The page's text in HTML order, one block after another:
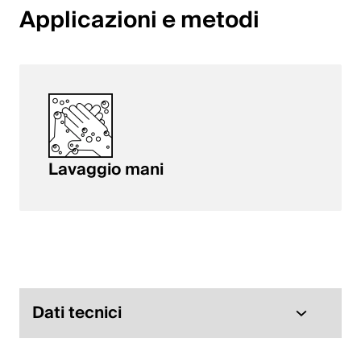
Applicazioni e metodi
Lavaggio mani
Dati tecnici